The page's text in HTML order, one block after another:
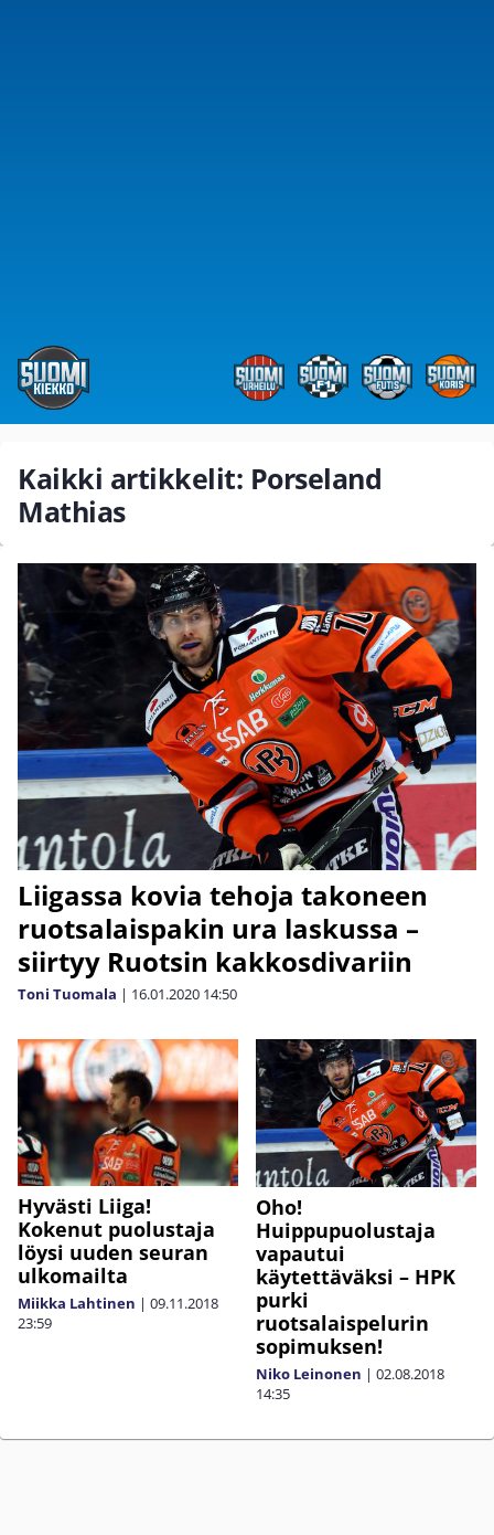
Kaikki artikkelit: Porseland
Mathias
Liigassa kovia tehoja takoneen
ruotsalaispakin ura laskussa –
siirtyy Ruotsin kakkosdivariin
Toni Tuomala | 16.01.2020 14:50
Hyvästi Liiga!
Kokenut puolustaja
löysi uuden seuran
ulkomailta
Miikka Lahtinen | 09.11.2018
23:59
Oho!
Huippupuolustaja
vapautui
käytettäväksi – HPK
purki
ruotsalaispelurin
sopimuksen!
Niko Leinonen | 02.08.2018
14:35